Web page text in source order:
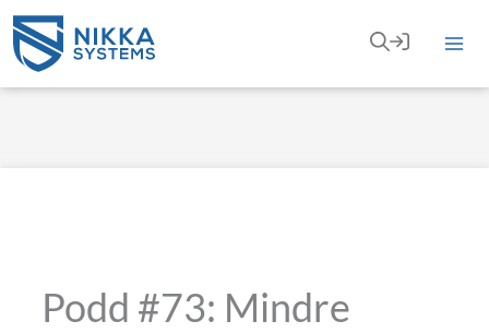
Hoppa
innehåll
Podd #73: Mindre